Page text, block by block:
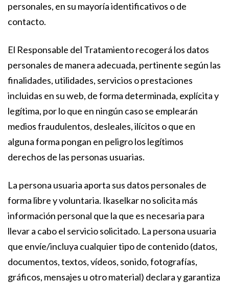
personales, en su mayoría identificativos o de
contacto.
El Responsable del Tratamiento recogerá los datos
personales de manera adecuada, pertinente según las
finalidades, utilidades, servicios o prestaciones
incluidas en su web, de forma determinada, explícita y
legítima, por lo que en ningún caso se emplearán
medios fraudulentos, desleales, ilícitos o que en
alguna forma pongan en peligro los legítimos
derechos de las personas usuarias.
La persona usuaria aporta sus datos personales de
forma libre y voluntaria. Ikaselkar no solicita más
información personal que la que es necesaria para
llevar a cabo el servicio solicitado. La persona usuaria
que envíe/incluya cualquier tipo de contenido (datos,
documentos, textos, vídeos, sonido, fotografías,
gráficos, mensajes u otro material) declara y garantiza